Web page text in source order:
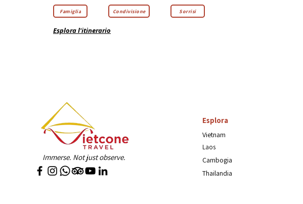
Sorrisi
Famiglia Condivisione
Esplora l'itinerario
Immerse. Not just observe.
Esplora
Vietnam
Laos
Cambogia
Thailandia